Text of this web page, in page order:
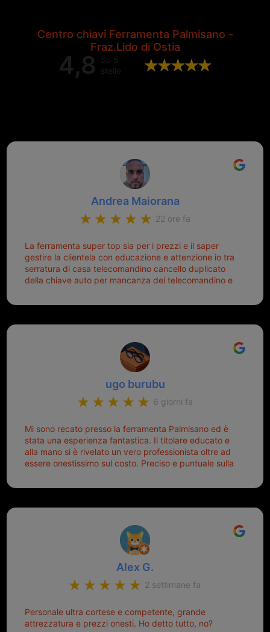
Centro chiavi Ferramenta Palmisano -
Fraz.Lido di Ostia
4,8
Su 5
stelle
Andrea Maiorana
22 ore fa
La ferramenta super top sia per i prezzi e il saper
gestire la clientela con educazione e attenzione io tra
serratura di casa telecomandino cancello duplicato
della chiave auto per mancanza del telecomandino e
meglio ferramenta de ostia e poi il prorietario il signor
ugo burubu
6 giorni fa
Mi sono recato presso la ferramenta Palmisano ed è
stata una esperienza fantastica. Il titolare educato e
alla mano si è rivelato un vero professionista oltre ad
essere onestissimo sul costo. Preciso e puntuale sulla
Alex G.
2 settimane fa
Personale ultra cortese e competente, grande
attrezzatura e prezzi onesti. Ho detto tutto, no?